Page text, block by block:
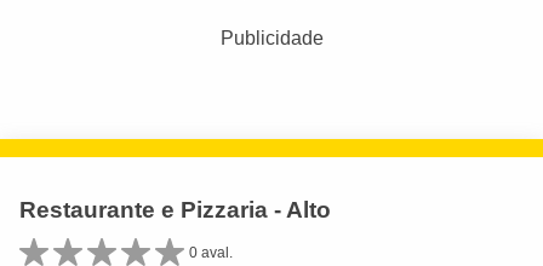
Publicidade
Restaurante e Pizzaria - Alto
0 aval.